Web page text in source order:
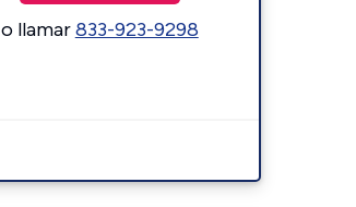
o llamar833-923-9298